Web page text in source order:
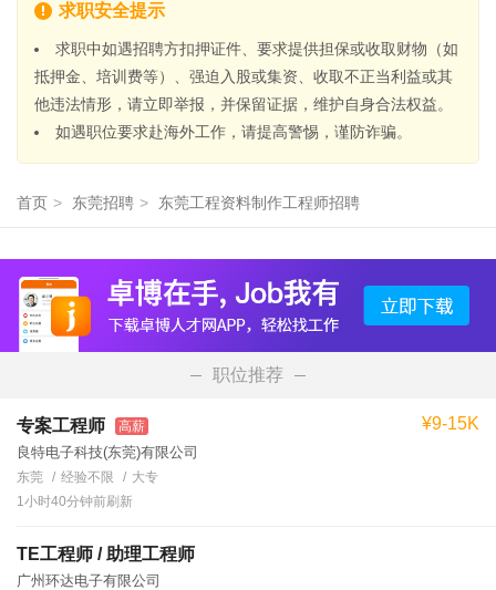
求职安全提示
求职中如遇招聘方扣押证件、要求提供担保或收取财物（如
抵押金、培训费等）、强迫入股或集资、收取不正当利益或其
他违法情形，请立即举报，并保留证据，维护自身合法权益。
如遇职位要求赴海外工作，请提高警惕，谨防诈骗。
首页 > 东莞招聘 > 东莞工程资料制作工程师招聘
职位推荐
专案工程师 高薪
良特电子科技(东莞)有限公司
¥9-15K
东莞 经验不限
大专
1小时40分钟前刷新
TE工程师 / 助理工程师
广州环达电子有限公司